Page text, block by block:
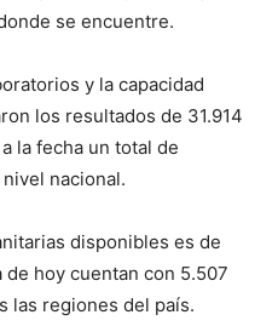
se encuentre.
y la capacidad
los resultados de 31.914
la fecha un total de
nacional.
disponibles es de
de hoy cuentan con 5.507
las regiones del país.